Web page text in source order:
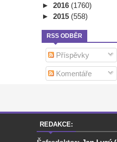
► 2016 (1760)
► 2015 (558)
RSS ODBĚR
Příspěvky
Komentáře
REDAKCE: